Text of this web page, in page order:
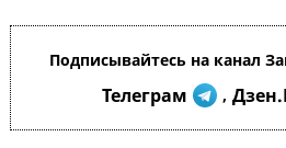
Подписывайтесь на канал
Телеграм ,